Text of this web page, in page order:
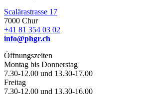
Scalärastrasse 17
7000 Chur
+41 81 354 03 02
info@phgr.ch
Öffnungszeiten
Montag bis Donnerstag
7.30-12.00 und 13.30-17.00
Freitag
7.30-12.00 und 13.30-16.00